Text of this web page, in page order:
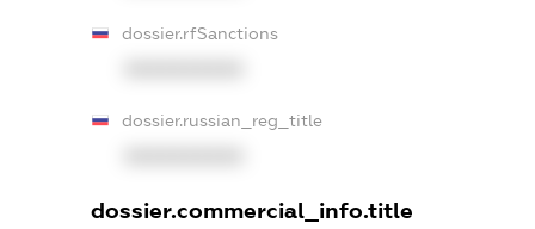
dossier.rfSanctions
dossier.russian_reg_title
dossier.commercial_info.title